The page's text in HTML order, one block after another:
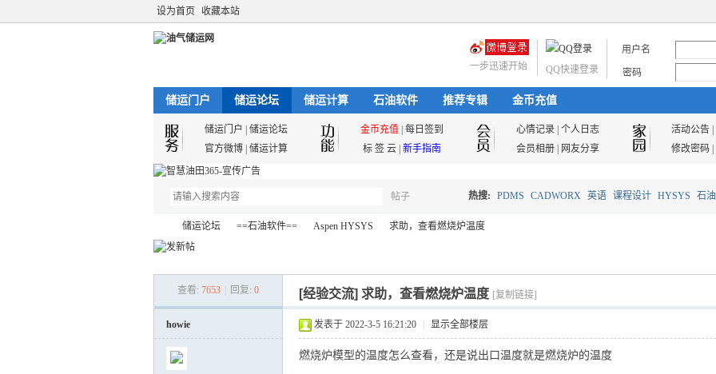
设为首页 收藏本站
用户名
密码
QQ快速登录
一步迅速开始
储运门户 储运论坛 储运计算 石油软件 推荐专辑 金币充值
储运门户 储运论坛 金币充值 每日签到 心情记录 个人日志 活动公告|
官方微博 储运计算 标 签 云 新手指南 会员相册 网友分享 修改密码|
帖子
搜
索
热搜: PDMS CADWORX 英语 课程设计 HYSYS 石
油气储运
储运论坛 ==石油软件== Aspen HYSYS
›
求助，查看燃烧炉温度
查看: 7653 回复: 0 [经验交流] 求助，查看燃烧炉温度 [复制链接]
howie 发表于 2022-3-5 16:21:20 显示全部楼层
燃烧炉模型的温度怎么查看，还是说出口温度就是燃烧炉的温度